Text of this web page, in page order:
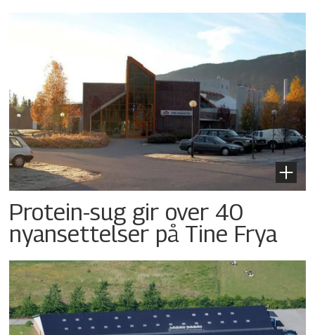
Protein-sug gir over 40
nyansettelser på Tine Frya